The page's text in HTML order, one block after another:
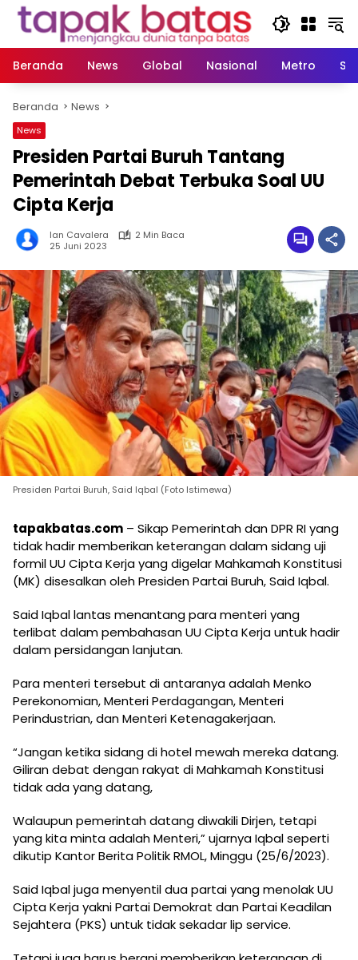
Langsung
Beranda
News Global Nasional Metro
Beranda News
News
Presiden Partai Buruh Tantang
Pemerintah Debat Terbuka Soal UU
Cipta Kerja
Ian Cavalera
2 Min Baca
25 Juni 2023
Presiden Partai Buruh, Said Iqbal (Foto Istimewa)
tapakbatas.com – Sikap Pemerintah dan DPR RI yang
tidak hadir memberikan keterangan dalam sidang uji
formil UU Cipta Kerja yang digelar Mahkamah Konstitusi
(MK) disesalkan oleh Presiden Partai Buruh, Said Iqbal.
Said Iqbal lantas menantang para menteri yang
terlibat dalam pembahasan UU Cipta Kerja untuk hadir
dalam persidangan lanjutan.
Para menteri tersebut di antaranya adalah Menko
Perekonomian, Menteri Perdagangan, Menteri
Perindustrian, dan Menteri Ketenagakerjaan.
“Jangan ketika sidang di hotel mewah mereka datang.
Giliran debat dengan rakyat di Mahkamah Konstitusi
tidak ada yang datang,
Walaupun pemerintah datang diwakili Dirjen, tetapi
yang kita minta adalah Menteri,” ujarnya Iqbal seperti
dikutip Kantor Berita Politik RMOL, Minggu (25/6/2023).
Said Iqbal juga menyentil dua partai yang menolak UU
Cipta Kerja yakni Partai Demokrat dan Partai Keadilan
Sejahtera (PKS) untuk tidak sekadar lip service.